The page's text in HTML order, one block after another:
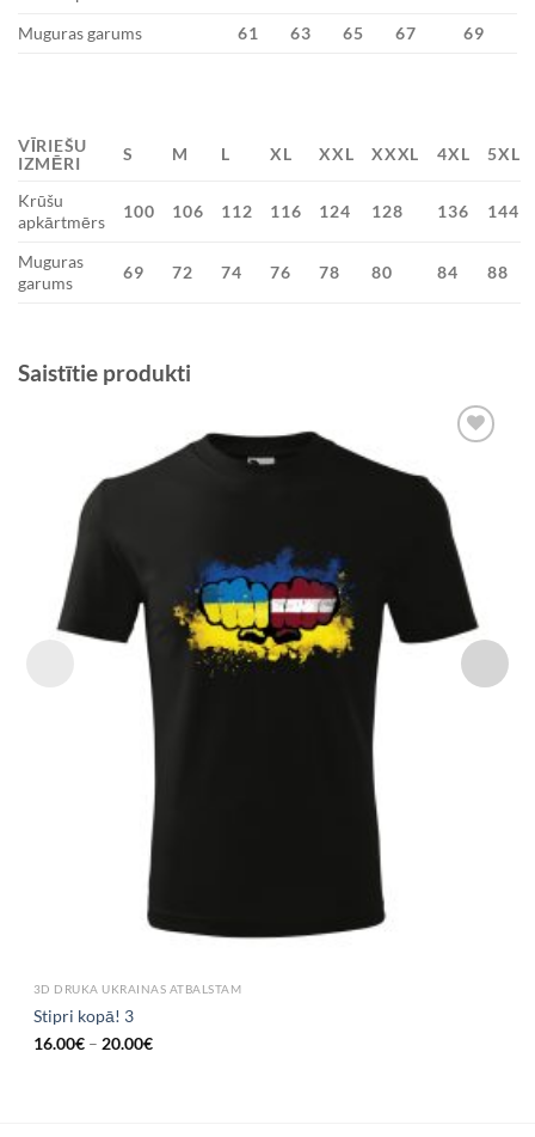
Muguras garums
61 63 65 67 69
VĪRIEŠU
IZMĒRI
S M L XL XXL XXXL 4XL 5XL
Krūšu
apkārtmērs
100 106 112 116 124 128 136 144
Muguras
garums
69 72 74 76 78 80 84 88
Saistītie produkti
Add to
Wishlist
3D DRUKA UKRAINAS ATBALSTAM
Stipri kopā! 3
16.00€– 20.00€